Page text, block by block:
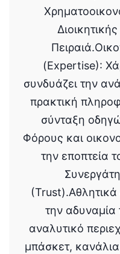
(Expertise):
συνδυάζει την
πρακτική
σύνταξη
Φόρους και
την εποπτεία
την αδυναμία
αναλυτικό
μπάσκετ,